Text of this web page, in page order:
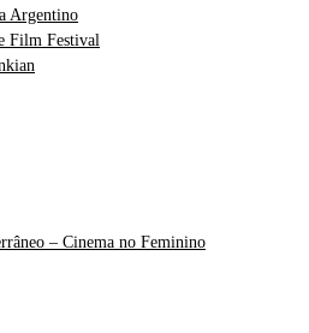
Argentino
Film Festival
– Cinema no Feminino